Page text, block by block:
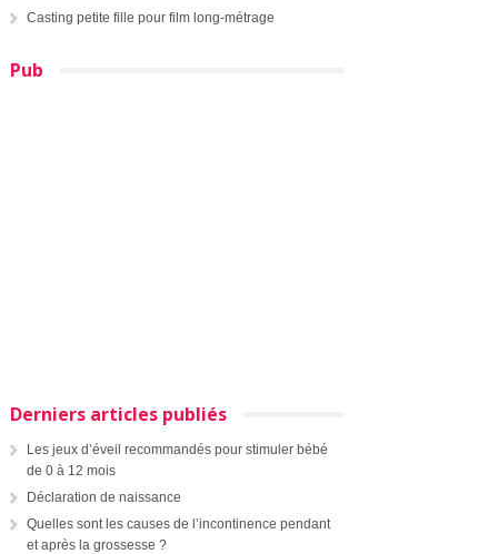
Casting petite fille pour film long-métrage
Pub
Derniers articles publiés
Les jeux d’éveil recommandés pour stimuler bébé
de 0 à 12 mois
Déclaration de naissance
Quelles sont les causes de l’incontinence pendant
et après la grossesse ?